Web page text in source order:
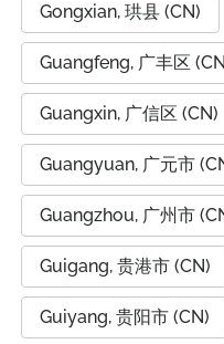
Gongxian, 珙县 (CN)
Guangfeng, 广丰区
Guangxin, 广信区 (CN)
Guangyuan, 广元市
Guangzhou, 广州市
Guigang, 贵港市 (CN)
Guiyang, 贵阳市 (CN)